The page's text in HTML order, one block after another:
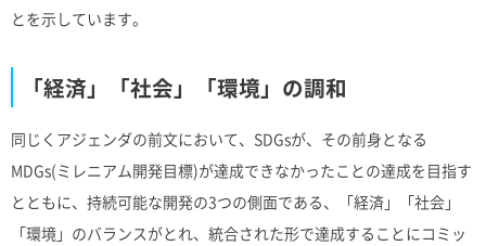
とを示しています。
「経済」「社会」「環境」の調和
同じくアジェンダの前文において、SDGsが、その前身となる
MDGs(ミレニアム開発目標)が達成できなかったことの達成を目指す
とともに、持続可能な開発の3つの側面である、「経済」「社会」
「環境」のバランスがとれ、統合された形で達成することにコミッ